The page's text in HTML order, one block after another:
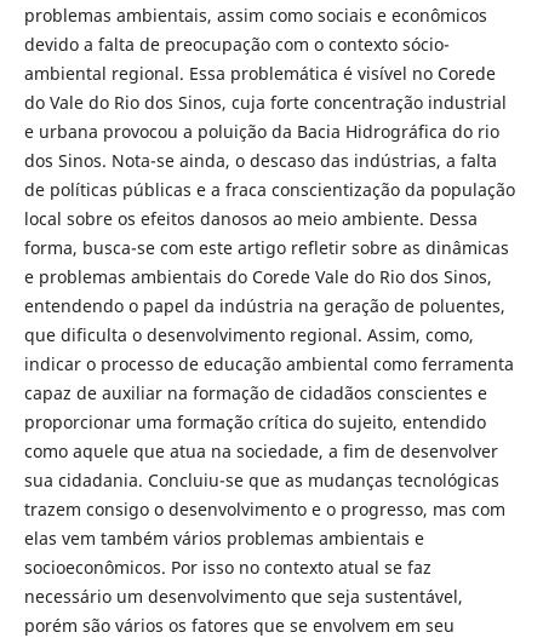
problemas ambientais, assim como sociais e econômicos
devido a falta de preocupação com o contexto sócio-
ambiental regional. Essa problemática é visível no Corede
do Vale do Rio dos Sinos, cuja forte concentração industrial
e urbana provocou a poluição da Bacia Hidrográfica do rio
dos Sinos. Nota-se ainda, o descaso das indústrias, a falta
de políticas públicas e a fraca conscientização da população
local sobre os efeitos danosos ao meio ambiente. Dessa
forma, busca-se com este artigo refletir sobre as dinâmicas
e problemas ambientais do Corede Vale do Rio dos Sinos,
entendendo o papel da indústria na geração de poluentes,
que dificulta o desenvolvimento regional. Assim, como,
indicar o processo de educação ambiental como ferramenta
capaz de auxiliar na formação de cidadãos conscientes e
proporcionar uma formação crítica do sujeito, entendido
como aquele que atua na sociedade, a fim de desenvolver
sua cidadania. Concluiu-se que as mudanças tecnológicas
trazem consigo o desenvolvimento e o progresso, mas com
elas vem também vários problemas ambientais e
socioeconômicos. Por isso no contexto atual se faz
necessário um desenvolvimento que seja sustentável,
porém são vários os fatores que se envolvem em seu